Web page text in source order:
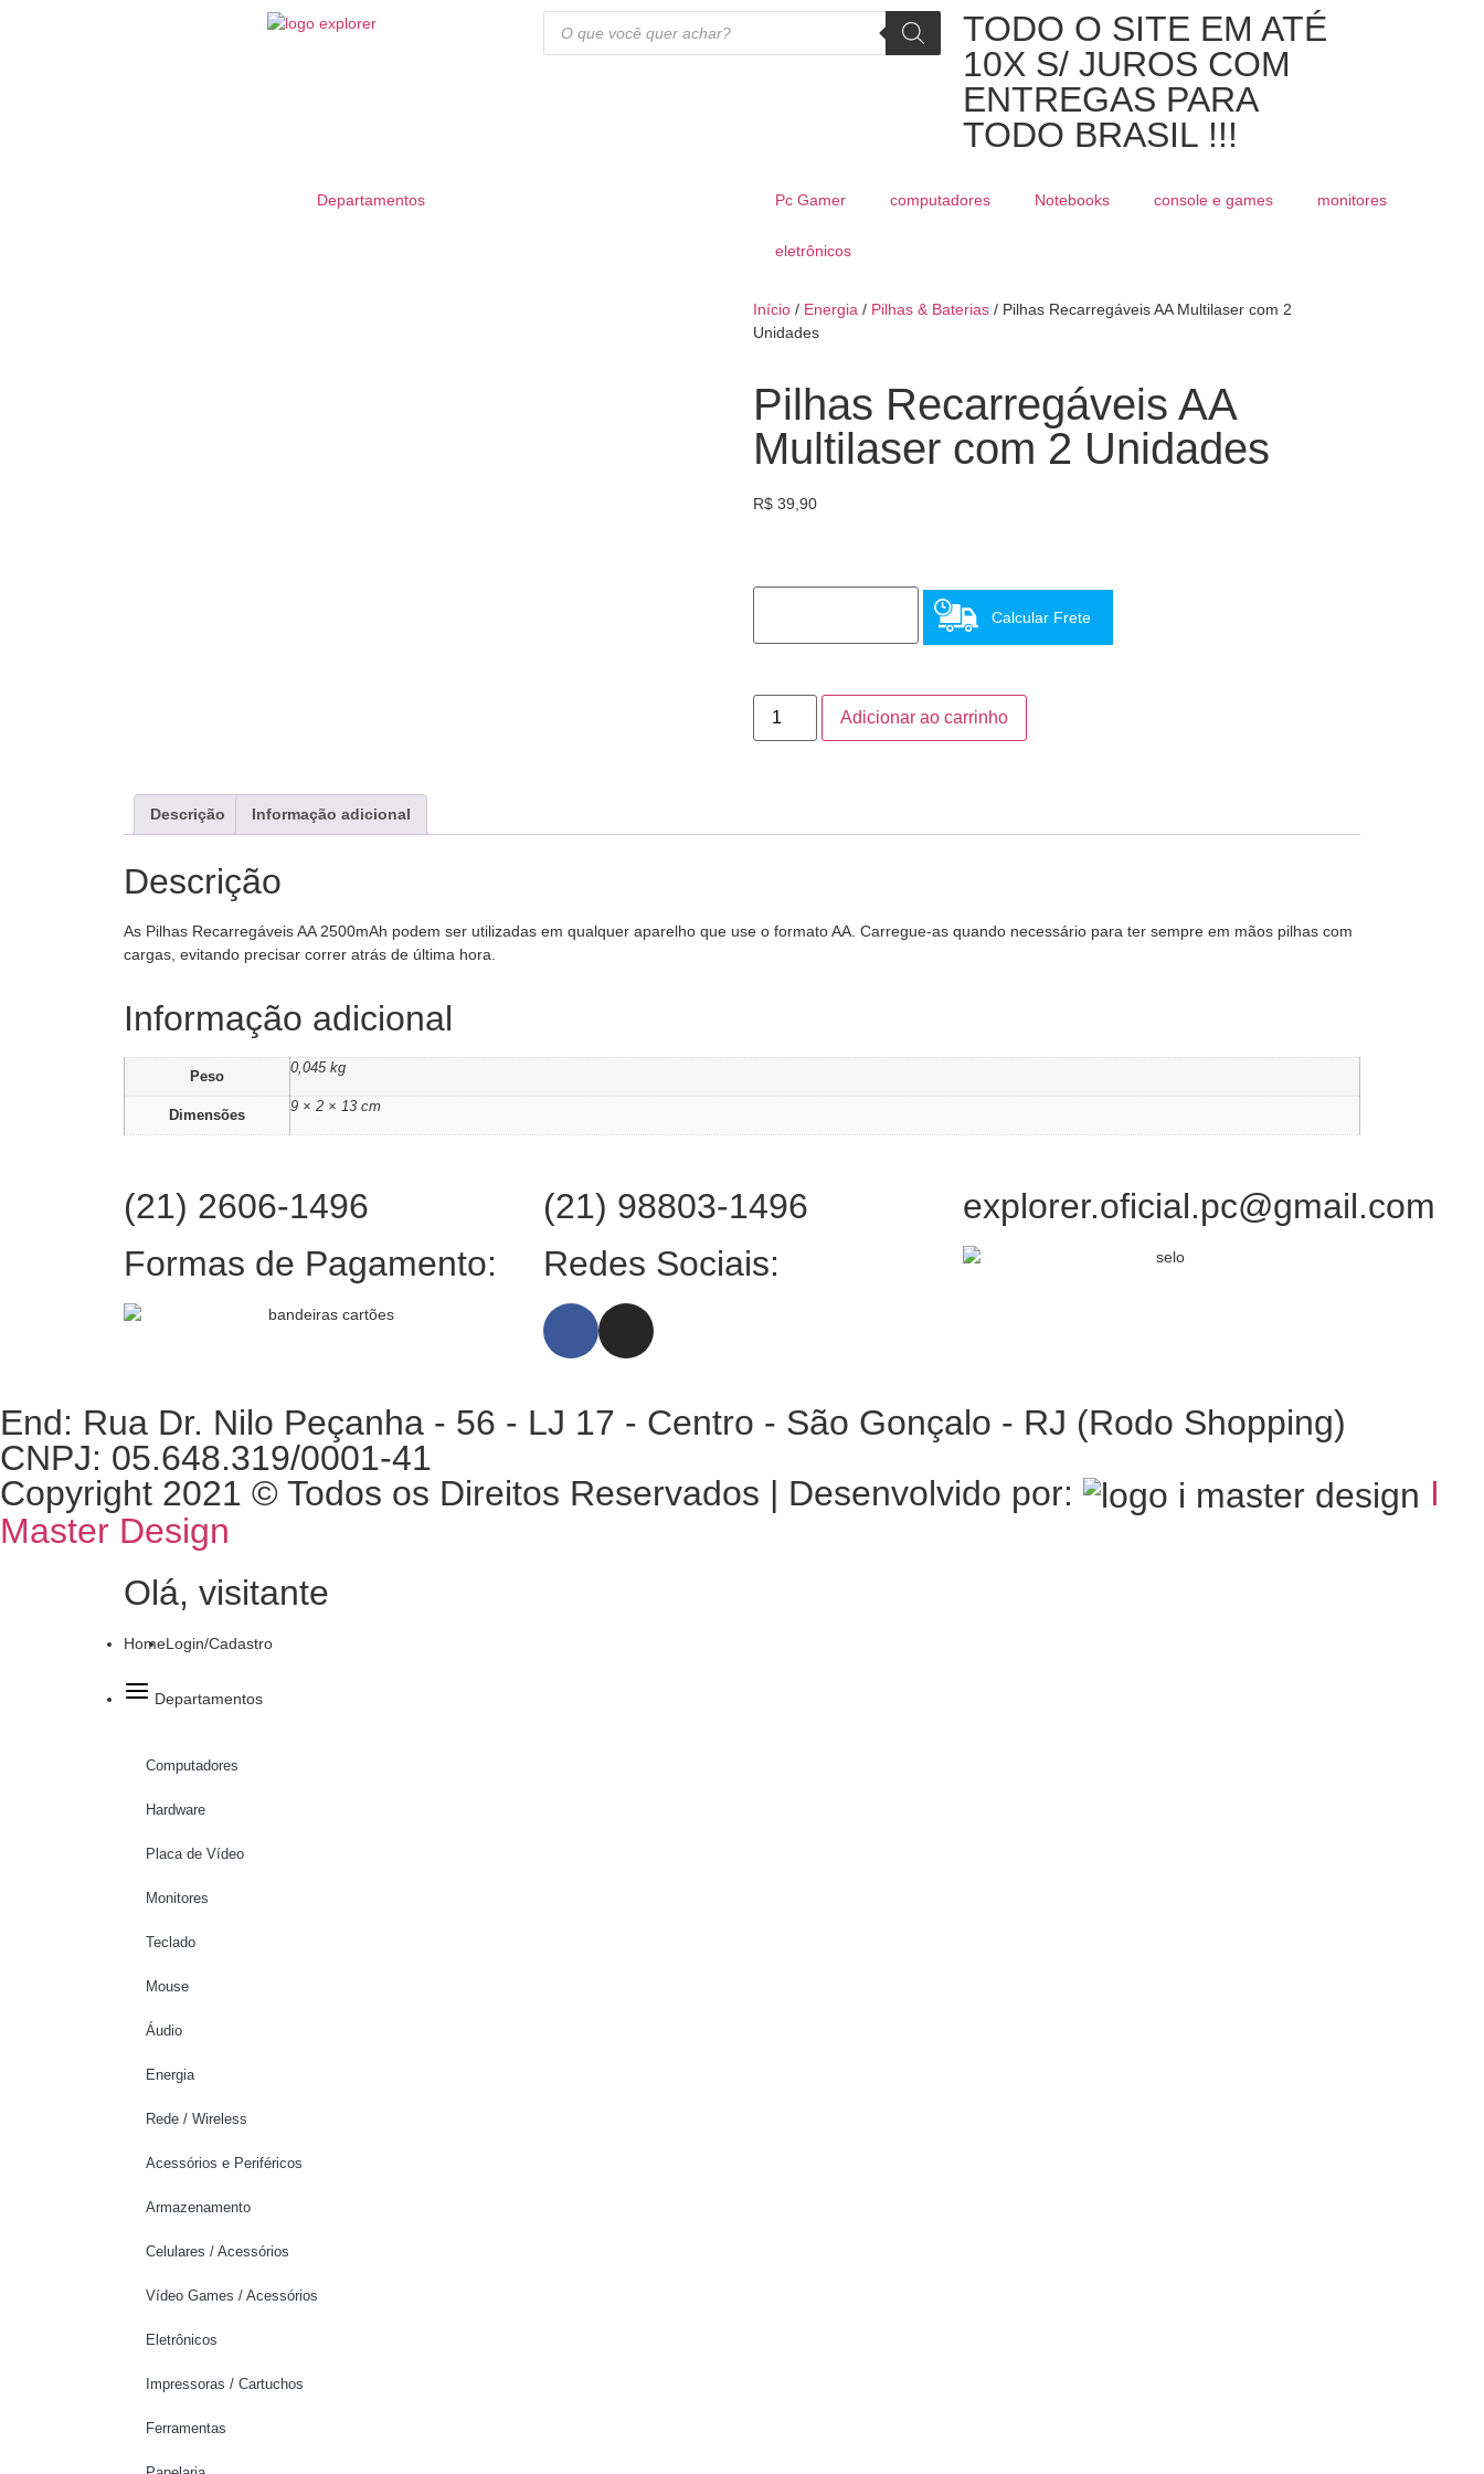
TODO O SITE EM ATÉ
10X S/ JUROS COM
ENTREGAS PARA
TODO BRASIL !!!
Departamentos Pc Gamer computadores Notebooks console e games monitores
eletrônicos
Início / Energia / Pilhas & Baterias / Pilhas Recarregáveis AA Multilaser com 2
Unidades
Pilhas Recarregáveis AA
Multilaser com 2 Unidades
R$ 39,90
Calcular Frete
Adicionar ao carrinho
Descrição Informação adicional
Descrição
As Pilhas Recarregáveis AA 2500mAh podem ser utilizadas em qualquer aparelho que use o formato AA. Carregue-as quando necessário para ter sempre em mãos pilhas com
cargas, evitando precisar correr atrás de última hora.
Informação adicional
Peso
0,045 kg
Dimensões
9 × 2 × 13 cm
(21) 2606-1496 (21) 98803-1496
explorer.oficial.pc@gmail.com
Formas de Pagamento:
Redes Sociais:
End: Rua Dr. Nilo Peçanha - 56 - LJ 17 - Centro - São Gonçalo - RJ (Rodo Shopping)
CNPJ: 05.648.319/0001-41
Copyright 2021 © Todos os Direitos Reservados | Desenvolvido por:
I
Master Design
Olá, visitante
HomeLogin/Cadastro
Departamentos
Computadores
Hardware
Placa de Vídeo
Monitores
Teclado
Mouse
Áudio
Energia
Rede / Wireless
Acessórios e Periféricos
Armazenamento
Celulares / Acessórios
Vídeo Games / Acessórios
Eletrônicos
Impressoras / Cartuchos
Ferramentas